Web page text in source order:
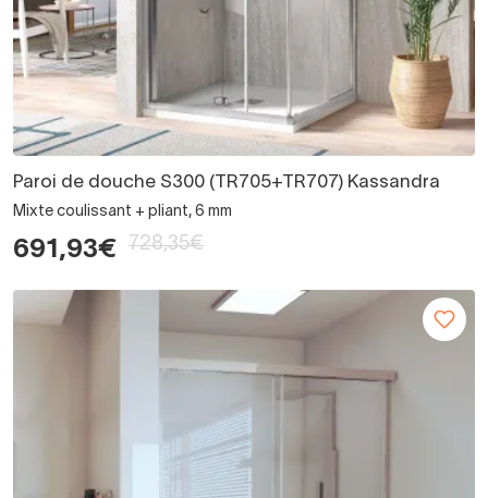
Paroi de douche S300 (TR705+TR707) Kassandra
Mixte coulissant + pliant, 6 mm
691,93€ 728,35€